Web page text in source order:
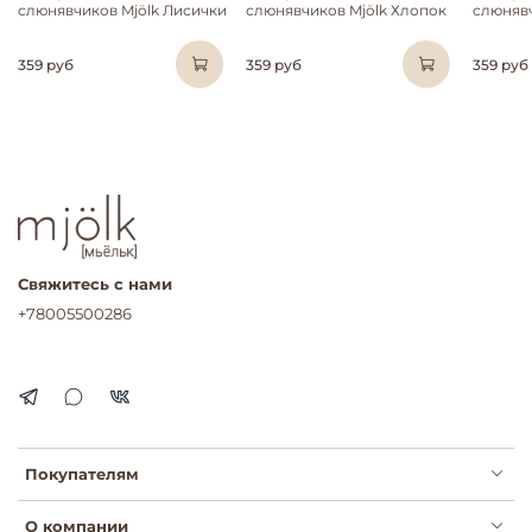
слюнявчиков Mjölk Лисички
359 руб
слюнявчиков Mjölk Хлопок
359 руб 359 руб
Покупателям
О компании
Свяжитесь с нами
+78005500286